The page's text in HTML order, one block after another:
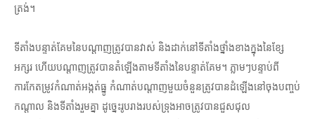
ត្រង់។
ទីតាំងបន្ទាត់គែមនៃបណ្តាញត្រូវបានវាស់ និងដាក់នៅទីតាំងថ្នាំងខាងក្នុងនៃខ្សែ
អក្សរ ហើយបណ្តាញត្រូវបានតំឡើងតាមទីតាំងនៃបន្ទាត់គែម។ ភ្លាមៗបន្ទាប់ពី
ការកែតម្រូវកំណាត់អង្កត់ធ្នូ កំណាត់បណ្តាញមួយចំនួនត្រូវបានដំឡើងនៅចុងបញ្ចប់
កណ្តាល និងទីតាំងរួមគ្នា ដូច្នេះរូបរាងរបស់ទ្រុងអាចត្រូវបានជួសជុល